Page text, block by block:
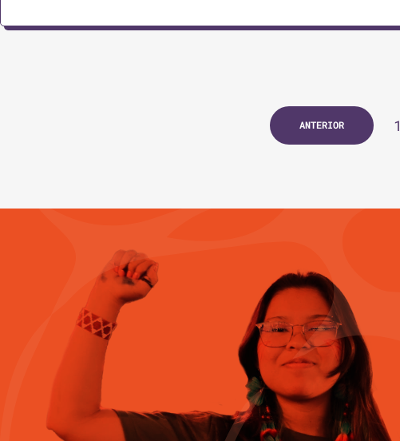
ANTERIOR 1